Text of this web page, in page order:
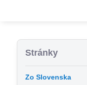
Stránky
Zo Slovenska